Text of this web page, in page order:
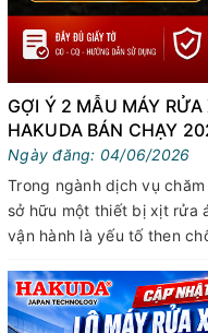
GỢI Ý 2 MẪU MÁY RỬA
HAKUDA BÁN CHẠY
Ngày đăng: 04/06/2026
Trong ngành dịch vụ
sở hữu một thiết bị xịt rửa
vận hành là yếu tố then